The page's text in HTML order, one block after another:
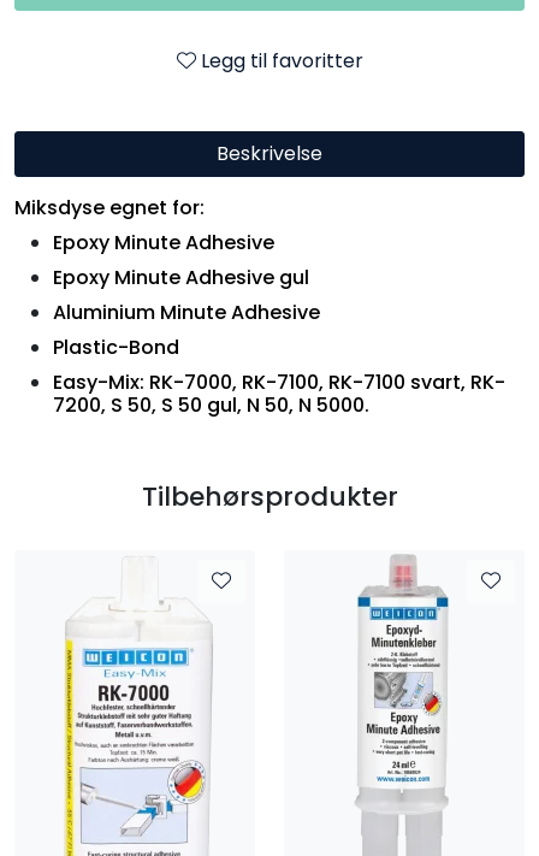
Legg til favoritter
Beskrivelse
Miksdyse egnet for:
Epoxy Minute Adhesive
Epoxy Minute Adhesive gul
Aluminium Minute Adhesive
Plastic-Bond
Easy-Mix: RK-7000, RK-7100, RK-7100 svart, RK-
7200, S 50, S 50 gul, N 50, N 5000.
Tilbehørsprodukter